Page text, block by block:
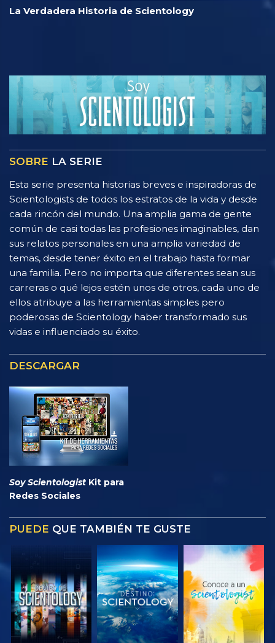
La Verdadera Historia de Scientology
SOBRE LA SERIE
Esta serie presenta historias breves e inspiradoras de
Scientologists de todos los estratos de la vida y desde
cada rincón del mundo. Una amplia gama de gente
común de casi todas las profesiones imaginables, dan
sus relatos personales en una amplia variedad de
temas, desde tener éxito en el trabajo hasta formar
una familia. Pero no importa que diferentes sean sus
carreras o qué lejos estén unos de otros, cada uno de
ellos atribuye a las herramientas simples pero
poderosas de Scientology haber transformado sus
vidas e influenciado su éxito.
DESCARGAR
Soy Scientologist Kit para
Redes Sociales
PUEDE QUE TAMBIÉN TE GUSTE